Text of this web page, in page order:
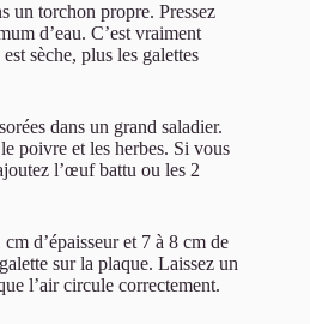
un torchon propre. Pressez
d’eau. C’est vraiment
sèche, plus les galettes
dans un grand saladier.
poivre et les herbes. Si vous
l’œuf battu ou les 2
d’épaisseur et 7 à 8 cm de
sur la plaque. Laissez un
l’air circule correctement.